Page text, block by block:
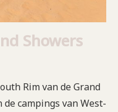
Showers
Rim van de Grand
de campings van West-